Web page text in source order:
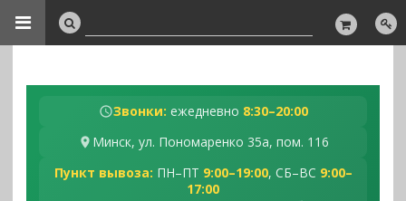
Звонки: ежедневно 8:30–20:00
Минск, ул. Пономаренко 35а, пом. 116
Пункт вывоза: ПН–ПТ 9:00–19:00, СБ–ВС 9:00–
17:00